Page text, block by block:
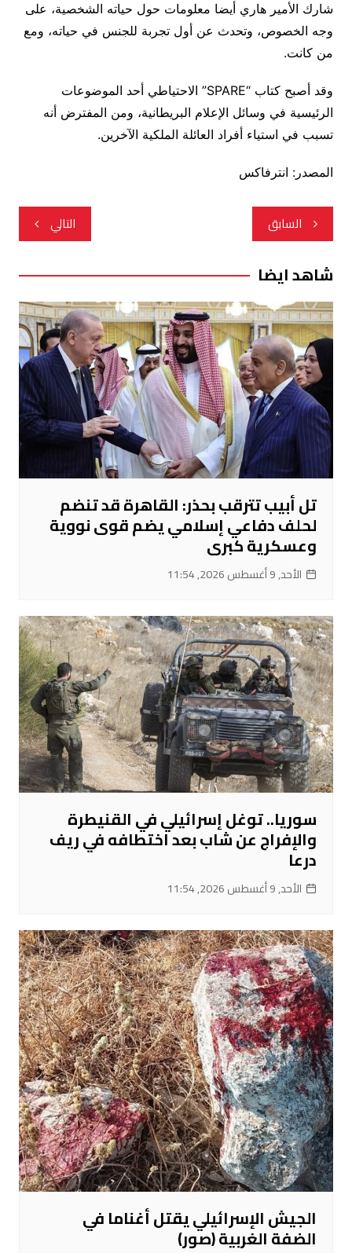
شارك الأمير هاري أيضا معلومات حول حياته الشخصية، على
وجه الخصوص، وتحدث عن أول تجربة للجنس في حياته، ومع
من كانت.
وقد أصبح كتاب “SPARE” الاحتياطي أحد الموضوعات
الرئيسية في وسائل الإعلام البريطانية، ومن المفترض أنه
تسبب في استياء أفراد العائلة الملكية الآخرين.
المصدر: انترفاكس
تصفّح
المقالات
السابق التالي
شاهد ايضا
تل أبيب تترقب بحذر: القاهرة قد تنضم
لحلف دفاعي إسلامي يضم قوى نووية
وعسكرية كبرى
الأحد, 9 أغسطس 2026, 11:54
سوريا.. توغل إسرائيلي في القنيطرة
والإفراج عن شاب بعد اختطافه في ريف
درعا
الأحد, 9 أغسطس 2026, 11:54
الجيش الإسرائيلي يقتل أغناما في
الضفة الغربية (صور)